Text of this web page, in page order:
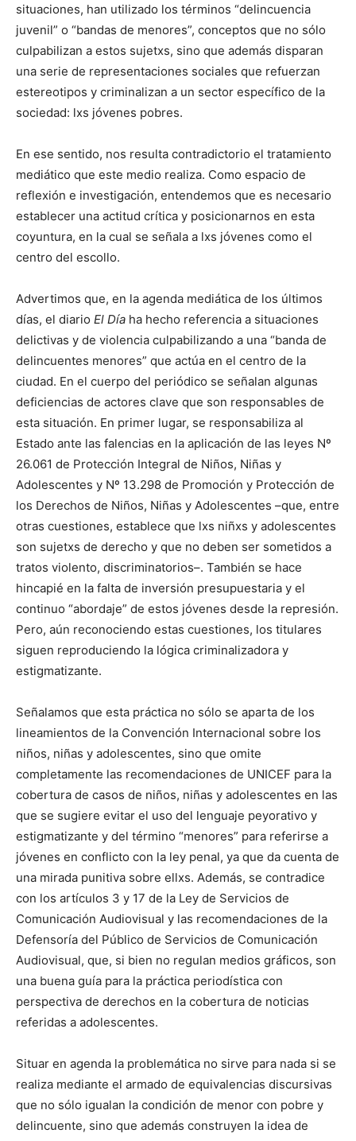
situaciones, han utilizado los términos “delincuencia
juvenil” o “bandas de menores”, conceptos que no sólo
culpabilizan a estos sujetxs, sino que además disparan
una serie de representaciones sociales que refuerzan
estereotipos y criminalizan a un sector específico de la
sociedad: lxs jóvenes pobres.
En ese sentido, nos resulta contradictorio el tratamiento
mediático que este medio realiza. Como espacio de
reflexión e investigación, entendemos que es necesario
establecer una actitud crítica y posicionarnos en esta
coyuntura, en la cual se señala a lxs jóvenes como el
centro del escollo.
Advertimos que, en la agenda mediática de los últimos
días, el diario El Día ha hecho referencia a situaciones
delictivas y de violencia culpabilizando a una “banda de
delincuentes menores” que actúa en el centro de la
ciudad. En el cuerpo del periódico se señalan algunas
deficiencias de actores clave que son responsables de
esta situación. En primer lugar, se responsabiliza al
Estado ante las falencias en la aplicación de las leyes Nº
26.061 de Protección Integral de Niños, Niñas y
Adolescentes y Nº 13.298 de Promoción y Protección de
los Derechos de Niños, Niñas y Adolescentes –que, entre
otras cuestiones, establece que lxs niñxs y adolescentes
son sujetxs de derecho y que no deben ser sometidos a
tratos violento, discriminatorios–. También se hace
hincapié en la falta de inversión presupuestaria y el
continuo “abordaje” de estos jóvenes desde la represión.
Pero, aún reconociendo estas cuestiones, los titulares
siguen reproduciendo la lógica criminalizadora y
estigmatizante.
Señalamos que esta práctica no sólo se aparta de los
lineamientos de la Convención Internacional sobre los
niños, niñas y adolescentes, sino que omite
completamente las recomendaciones de UNICEF para la
cobertura de casos de niños, niñas y adolescentes en las
que se sugiere evitar el uso del lenguaje peyorativo y
estigmatizante y del término “menores” para referirse a
jóvenes en conflicto con la ley penal, ya que da cuenta de
una mirada punitiva sobre ellxs. Además, se contradice
con los artículos 3 y 17 de la Ley de Servicios de
Comunicación Audiovisual y las recomendaciones de la
Defensoría del Público de Servicios de Comunicación
Audiovisual, que, si bien no regulan medios gráficos, son
una buena guía para la práctica periodística con
perspectiva de derechos en la cobertura de noticias
referidas a adolescentes.
Situar en agenda la problemática no sirve para nada si se
realiza mediante el armado de equivalencias discursivas
que no sólo igualan la condición de menor con pobre y
delincuente, sino que además construyen la idea de